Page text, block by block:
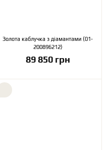
Золота каблучка з діамантами (01-
200896212)
89 850 грн